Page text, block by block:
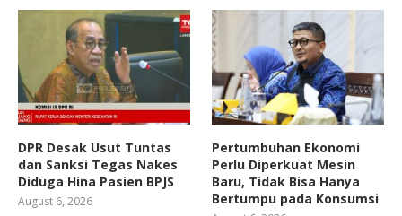
DPR Desak Usut Tuntas
dan Sanksi Tegas Nakes
Diduga Hina Pasien BPJS
August 6, 2026
Pertumbuhan Ekonomi
Perlu Diperkuat Mesin
Baru, Tidak Bisa Hanya
Bertumpu pada Konsumsi